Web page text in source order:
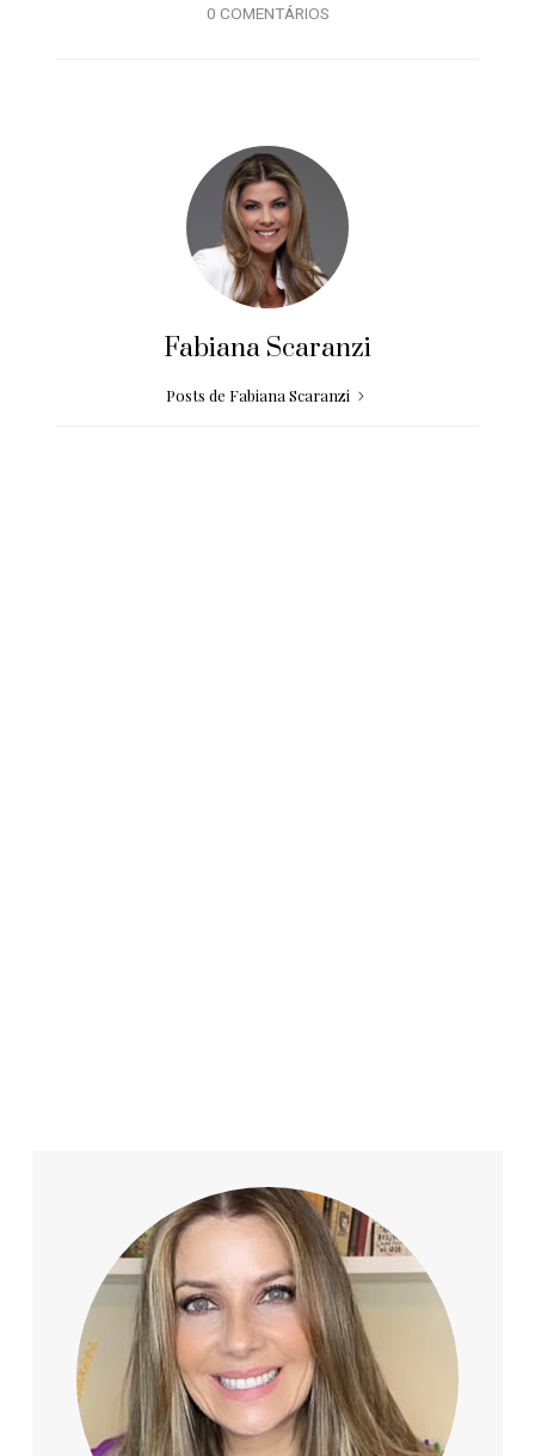
0 COMENTÁRIOS
Fabiana Scaranzi
Posts de Fabiana Scaranzi